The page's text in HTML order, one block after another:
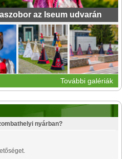
az Iseum udvarán
További galériák
nyárban?